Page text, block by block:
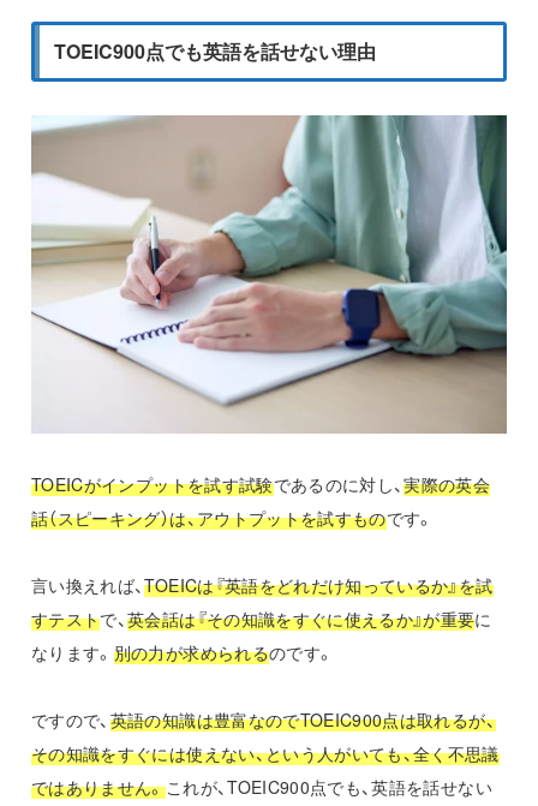
TOEIC900点でも英語を話せない理由
TOEICがインプットを試す試験であるのに対し、実際の英会
話（スピーキング）は、アウトプットを試すものです。
言い換えれば、TOEICは『英語をどれだけ知っているか』を試
すテストで、英会話は『その知識をすぐに使えるか』が重要に
なります。 別の力が求められるのです。
ですので、 英語の知識は豊富なのでTOEIC900点は取れるが、
その知識をすぐには使えない、という人がいても、全く不思議
ではありません。これが、TOEIC900点でも、英語を話せない